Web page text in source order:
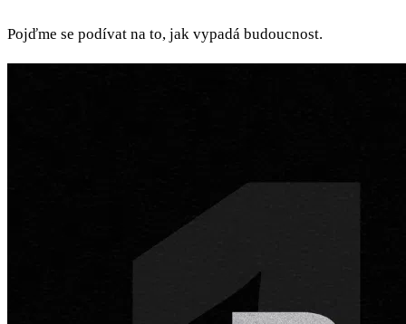
Pojďme se podívat na to, jak vypadá budoucnost.